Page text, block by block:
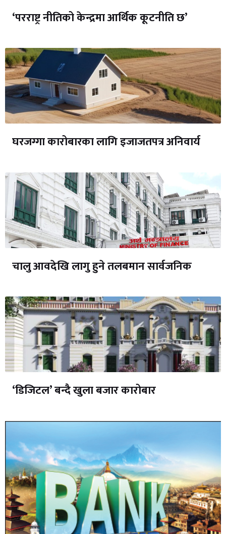
‘परराष्ट्र नीतिको केन्द्रमा आर्थिक कूटनीति छ’
घरजग्गा कारोबारका लागि इजाजतपत्र अनिवार्य
चालु आवदेखि लागु हुने तलबमान सार्वजनिक
‘डिजिटल’ बन्दै खुला बजार कारोबार